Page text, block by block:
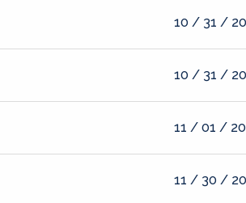
10 / 31 /
10 / 31 /
11 / 01 /
11 / 30 /